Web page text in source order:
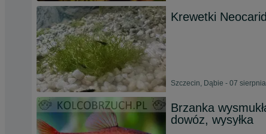
Krewetki
Szczecin, Dąbie - 07
Brzanka
dowóz, wysyłka